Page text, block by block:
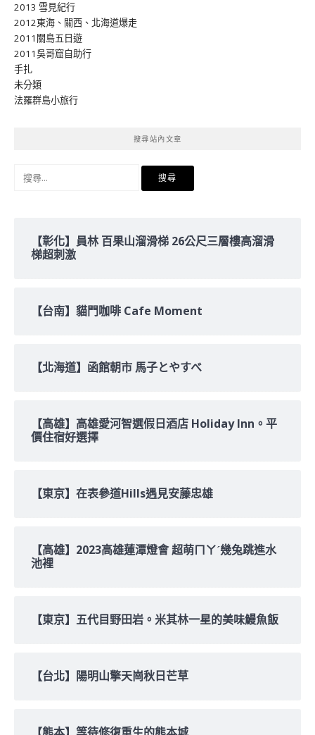
2013 雪見紀行
2012東海、關西、北海道爆走
2011關島五日遊
2011吳哥窟自助行
手扎
未分類
法羅群島小旅行
搜尋站內文章
【彰化】員林 百果山溜滑梯 26公尺三層樓高溜滑
梯超刺激
【台南】貓門咖啡 Cafe Moment
【北海道】函館朝市 馬子とやすべ
【高雄】高雄愛河智選假日酒店 Holiday Inn。平
價住宿好選擇
【東京】在表參道Hills遇見安藤忠雄
【高雄】2023高雄蓮潭燈會 超萌ㄇㄚˊ幾兔跳進水
池裡
【東京】五代目野田岩。米其林一星的美味鰻魚飯
【台北】陽明山擎天崗秋日芒草